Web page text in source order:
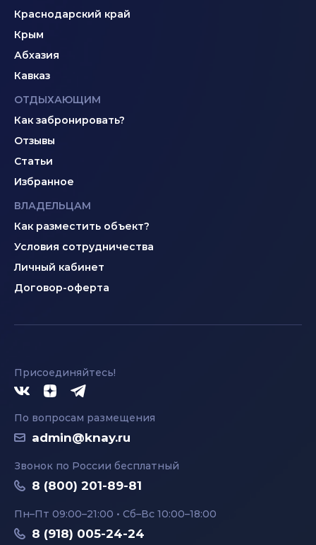
Краснодарский край
Крым
Абхазия
Кавказ
ОТДЫХАЮЩИМ
Как забронировать?
Отзывы
Статьи
Избранное
ВЛАДЕЛЬЦАМ
Как разместить объект?
Условия сотрудничества
Личный кабинет
Договор-оферта
Присоединяйтесь!
По вопросам размещения
admin@knay.ru
Звонок по России бесплатный
8 (800) 201-89-81
Пн–Пт 09:00–21:00 • Сб–Вс 10:00–18:00
8 (918) 005-24-24